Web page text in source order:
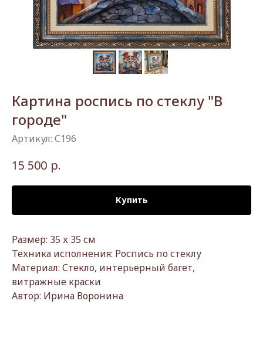
Картина роспись по стеклу "В
городе"
Артикул: С196
15 500 р.
Купить
Размер: 35 х 35 см
Техника исполнения: Роспись по стеклу
Материал: Стекло, интерьерный багет,
витражные краски
Автор: Ирина Воронина